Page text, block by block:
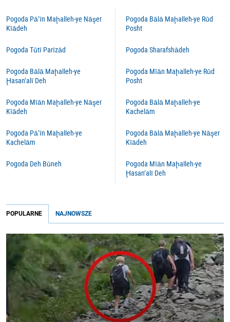
Pogoda Pā’īn Maḩalleh-ye Nāşer
Kīādeh
Pogoda Tūtī Parīzād
Pogoda Bālā Maḩalleh-ye
Ḩasan‘alī Deh
Pogoda Mīān Maḩalleh-ye Nāşer
Kīādeh
Pogoda Pā’īn Maḩalleh-ye
Kachelām
Pogoda Deh Būneh
Pogoda Bālā Maḩalleh-ye Rūd
Posht
Pogoda Sharafshādeh
Pogoda Mīān Maḩalleh-ye Rūd
Posht
Pogoda Bālā Maḩalleh-ye
Kachelām
Pogoda Bālā Maḩalleh-ye Nāşer
Kīādeh
Pogoda Mīān Maḩalleh-ye
Ḩasan‘alī Deh
POPULARNE NAJNOWSZE